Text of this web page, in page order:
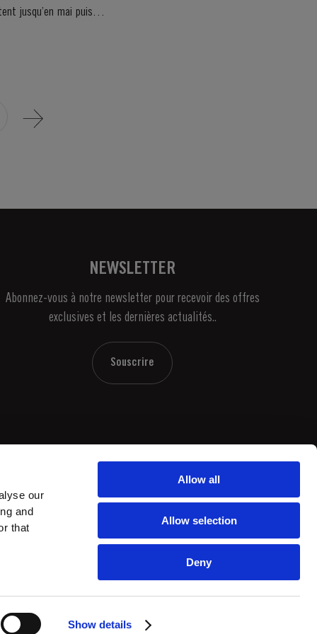
our
and
that
Show details
Allow all
Allow selection
Deny
NEWSLETTER
Abonnez-vous à notre newsletter pour recevoir des offres
exclusives et les dernières actualités..
Souscrire
by webcomum